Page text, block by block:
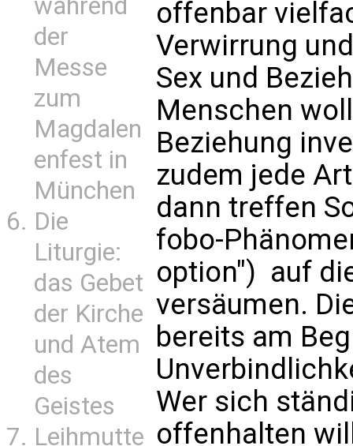
während
der
Messe
zum
Magdalen
enfest in
München
Die
Liturgie:
das Gebet
der Kirche
und Atem
des
Geistes
Leihmutte
offenbar
Verwirrung
Sex und
Menschen
Beziehung
zudem jede
dann treffen
fobo-
option")  auf
versäumen.
bereits am
Wer sich
offenhalten